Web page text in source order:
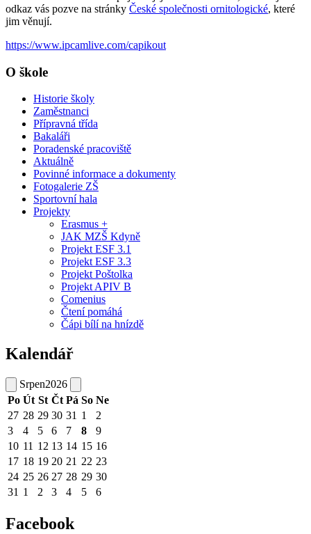
odkaz vás pozve na stránky České společnosti ornitologické, které
jim věnují.
https://www.ipcamlive.com/capikout
O škole
Historie školy
Zaměstnanci
Přípravná třída
Bakaláři
Poradenské pracoviště
Aktuálně
Povinné informace a dokumenty
Fotogalerie ZŠ
Sportovní hala
Projekty
Erasmus +
JAK MZŠ Kdyně
Projekt ESF 3.1
Projekt ESF 3.3
Projekt Poštolka
Projekt APIV B
Comenius
Čtení pomáhá
Čápi bílí na hnízdě
Kalendář
Srpen2026
Po Út St Čt Pá So Ne
27 28 29 30 31 1
2
3
4 5 6 7 8
9
10 11 12 13 14 15 16
17 18 19 20 21 22 23
24 25 26 27 28 29 30
31 1 2 3 4 5 6
Facebook